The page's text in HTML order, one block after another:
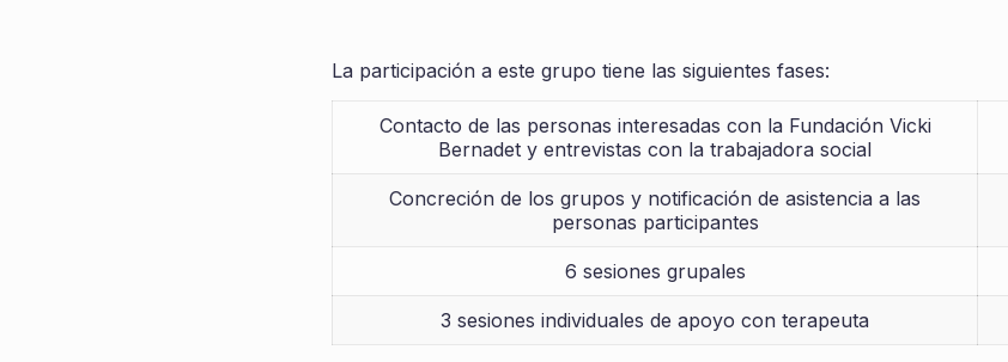
La participación a este grupo tiene las siguientes fases:
Contacto de las personas interesadas con la Fundación Vicki
Bernadet y entrevistas con la trabajadora social
Concreción de los grupos y notificación de asistencia a las
personas participantes
6 sesiones grupales
3 sesiones individuales de apoyo con terapeuta